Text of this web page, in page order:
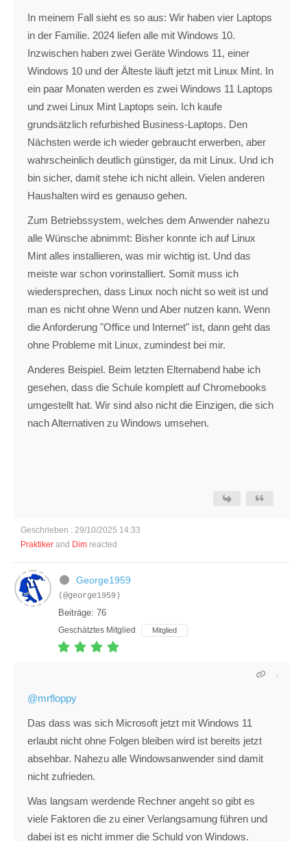
In meinem Fall sieht es so aus: Wir haben vier Laptops
in der Familie. 2024 liefen alle mit Windows 10.
Inzwischen haben zwei Geräte Windows 11, einer
Windows 10 und der Älteste läuft jetzt mit Linux Mint. In
ein paar Monaten werden es zwei Windows 11 Laptops
und zwei Linux Mint Laptops sein. Ich kaufe
grundsätzlich refurbished Business-Laptops. Den
Nächsten werde ich wieder gebraucht erwerben, aber
wahrscheinlich deutlich günstiger, da mit Linux. Und ich
bin sicher, damit stehe ich nicht allein. Vielen anderen
Haushalten wird es genauso gehen.
Zum Betriebssystem, welches dem Anwender nahezu
alle Wünsche abnimmt: Bisher konnte ich auf Linux
Mint alles installieren, was mir wichtig ist. Und das
meiste war schon vorinstalliert. Somit muss ich
wiedersprechen, dass Linux noch nicht so weit ist und
man es nicht ohne Wenn und Aber nutzen kann. Wenn
die Anforderung "Office und Internet" ist, dann geht das
ohne Probleme mit Linux, zumindest bei mir.
Anderes Beispiel. Beim letzten Elternabend habe ich
gesehen, dass die Schule komplett auf Chromebooks
umgestellt hat. Wir sind also nicht die Einzigen, die sich
nach Alternativen zu Windows umsehen.
Geschrieben : 29/10/2025 14:33
Praktiker and Dim reacted
George1959
(@george1959)
Beiträge: 76
Geschätztes Mitglied Mitglied
@mrfloppy
Das dass was sich Microsoft jetzt mit Windows 11
erlaubt nicht ohne Folgen bleiben wird ist bereits jetzt
absehbar. Nahezu alle Windowsanwender sind damit
nicht zufrieden.
Was langsam werdende Rechner angeht so gibt es
viele Faktoren die zu einer Verlangsamung führen und
dabei ist es nicht immer die Schuld von Windows.